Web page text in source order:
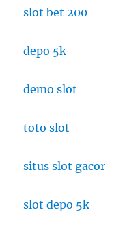
slot bet 200
depo 5k
demo slot
toto slot
situs slot gacor
slot depo 5k